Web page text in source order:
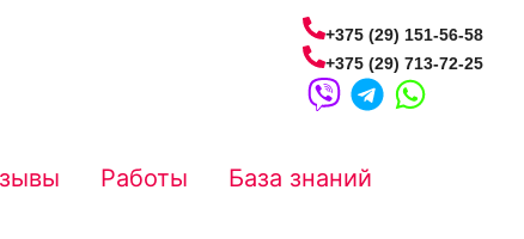
+375 (29) 151-56-58
+375 (29) 713-72-25
Работы
База знаний